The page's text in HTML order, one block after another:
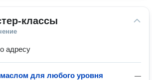
классы
адресу
—
для любого уровня